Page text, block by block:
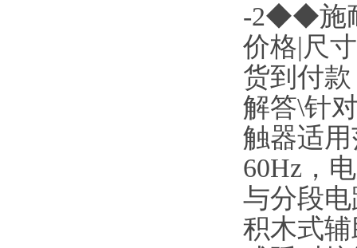
-2◆◆施
价格|尺
货到付
解答\针
触器适
60Hz，
与分段
积木式